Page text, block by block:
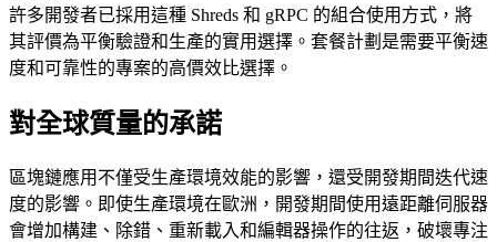
許多開發者已採用這種 Shreds 和 gRPC 的組合使用方式，將
其評價為平衡驗證和生產的實用選擇。套餐計劃是需要平衡速
度和可靠性的專案的高價效比選擇。
對全球質量的承諾
區塊鏈應用不僅受生產環境效能的影響，還受開發期間迭代速
度的影響。即使生產環境在歐洲，開發期間使用遠距離伺服器
會增加構建、除錯、重新載入和編輯器操作的往返，破壞專注